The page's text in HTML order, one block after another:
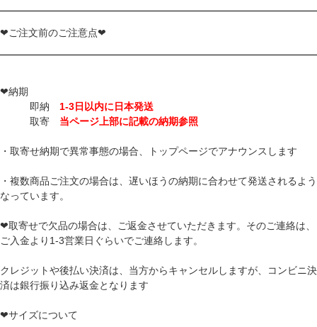
❤ご注文前のご注意点❤
❤納期
即納 1-3日以内に日本発送
取寄 当ページ上部に記載の納期参照
・取寄せ納期で異常事態の場合、トップページでアナウンスします
・複数商品ご注文の場合は、遅いほうの納期に合わせて発送されるよう
なっています。
❤取寄せで欠品の場合は、ご返金させていただきます。そのご連絡は、
ご入金より1-3営業日ぐらいでご連絡します。
クレジットや後払い決済は、当方からキャンセルしますが、コンビニ決
済は銀行振り込み返金となります
❤サイズについて